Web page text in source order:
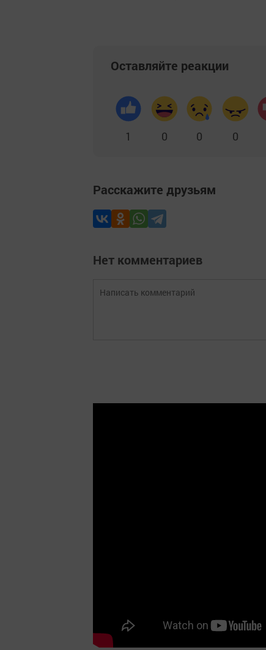
Оставляйте реакции
1 0 0 0
Расскажите друзьям
Нет комментариев